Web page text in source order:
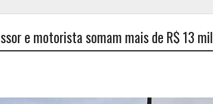
e motorista somam mais de R$ 13 mil